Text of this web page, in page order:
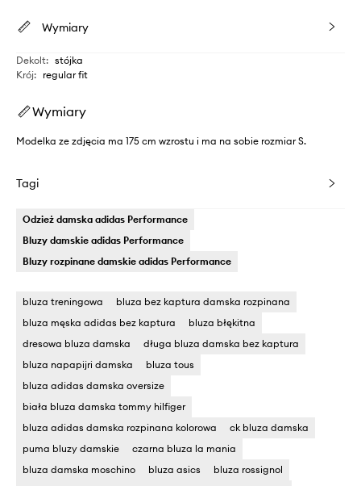
Wymiary
Dekolt: stójka
Krój: regular fit
Wymiary
Modelka ze zdjęcia ma 175 cm wzrostu i ma na sobie rozmiar S.
Tagi
Odzież damska adidas Performance
Bluzy damskie adidas Performance
Bluzy rozpinane damskie adidas Performance
bluza treningowa
bluza bez kaptura damska rozpinana
bluza męska adidas bez kaptura
bluza błękitna
dresowa bluza damska
długa bluza damska bez kaptura
bluza napapijri damska
bluza tous
bluza adidas damska oversize
biała bluza damska tommy hilfiger
bluza adidas damska rozpinana kolorowa
ck bluza damska
puma bluzy damskie
czarna bluza la mania
bluza damska moschino
bluza asics
bluza rossignol